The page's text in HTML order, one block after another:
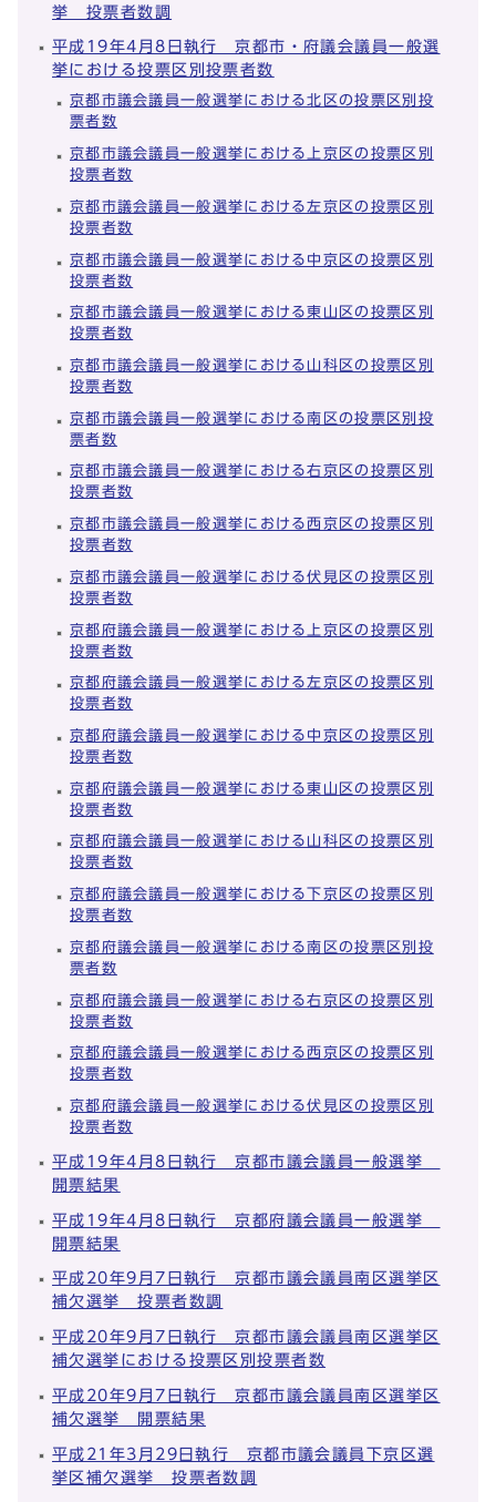
挙 投票者数調
平成19年4月8日執行 京都市・府議会議員一般選
挙における投票区別投票者数
京都市議会議員一般選挙における北区の投票区別投
票者数
京都市議会議員一般選挙における上京区の投票区別
投票者数
京都市議会議員一般選挙における左京区の投票区別
投票者数
京都市議会議員一般選挙における中京区の投票区別
投票者数
京都市議会議員一般選挙における東山区の投票区別
投票者数
京都市議会議員一般選挙における山科区の投票区別
投票者数
京都市議会議員一般選挙における南区の投票区別投
票者数
京都市議会議員一般選挙における右京区の投票区別
投票者数
京都市議会議員一般選挙における西京区の投票区別
投票者数
京都市議会議員一般選挙における伏見区の投票区別
投票者数
京都府議会議員一般選挙における上京区の投票区別
投票者数
京都府議会議員一般選挙における左京区の投票区別
投票者数
京都府議会議員一般選挙における中京区の投票区別
投票者数
京都府議会議員一般選挙における東山区の投票区別
投票者数
京都府議会議員一般選挙における山科区の投票区別
投票者数
京都府議会議員一般選挙における下京区の投票区別
投票者数
京都府議会議員一般選挙における南区の投票区別投
票者数
京都府議会議員一般選挙における右京区の投票区別
投票者数
京都府議会議員一般選挙における西京区の投票区別
投票者数
京都府議会議員一般選挙における伏見区の投票区別
投票者数
平成19年4月8日執行 京都市議会議員一般選挙
開票結果
平成19年4月8日執行 京都府議会議員一般選挙
開票結果
平成20年9月7日執行 京都市議会議員南区選挙区
補欠選挙 投票者数調
平成20年9月7日執行 京都市議会議員南区選挙区
補欠選挙における投票区別投票者数
平成20年9月7日執行 京都市議会議員南区選挙区
補欠選挙 開票結果
平成21年3月29日執行 京都市議会議員下京区選
挙区補欠選挙 投票者数調